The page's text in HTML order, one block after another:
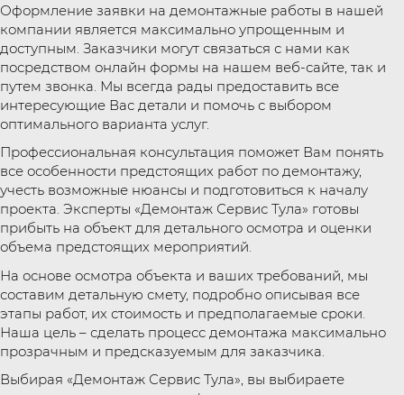
Оформление заявки на демонтажные работы в нашей
компании является максимально упрощенным и
доступным. Заказчики могут связаться с нами как
посредством онлайн формы на нашем веб-сайте, так и
путем звонка. Мы всегда рады предоставить все
интересующие Вас детали и помочь с выбором
оптимального варианта услуг.
Профессиональная консультация поможет Вам понять
все особенности предстоящих работ по демонтажу,
учесть возможные нюансы и подготовиться к началу
проекта. Эксперты «Демонтаж Сервис Тула» готовы
прибыть на объект для детального осмотра и оценки
объема предстоящих мероприятий.
На основе осмотра объекта и ваших требований, мы
составим детальную смету, подробно описывая все
этапы работ, их стоимость и предполагаемые сроки.
Наша цель – сделать процесс демонтажа максимально
прозрачным и предсказуемым для заказчика.
Выбирая «Демонтаж Сервис Тула», вы выбираете